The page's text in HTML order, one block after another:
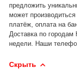
предложить
может
платёж, оплата на
Доставка по городам
недели.
Наши
Скрыть